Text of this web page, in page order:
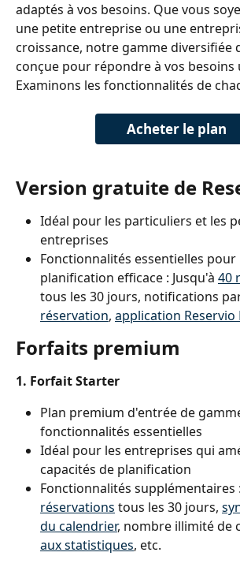
adaptés à vos besoins. Que vous
une petite entreprise ou une
croissance, notre gamme diversifiée
conçue pour répondre à vos besoins
Examinons les fonctionnalités de
Acheter le plan
Version gratuite de
Idéal pour les particuliers et les
entreprises
Fonctionnalités essentielles pour
planification efficace : Jusqu'à 40
tous les 30 jours, notifications
réservation, application Reservio
Forfaits premium
1. Forfait Starter
Plan premium d'entrée de
fonctionnalités essentielles
Idéal pour les entreprises qui
capacités de planification
Fonctionnalités supplémentaires
réservations tous les 30 jours,
du calendrier, nombre illimité de
aux statistiques, etc.